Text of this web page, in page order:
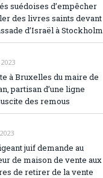
suédoises d’empêcher
des livres saints devant
d’Israël à Stockholm
à Bruxelles du maire de
partisan d’une ligne
des remous
juif demande au
de maison de vente aux
de retirer de la vente